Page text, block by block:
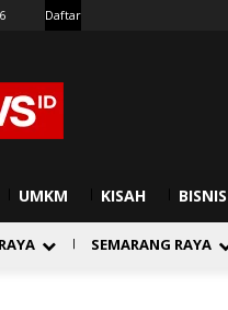
Daftar
UMKM KISAH BISNIS
SEMARANG RAYA